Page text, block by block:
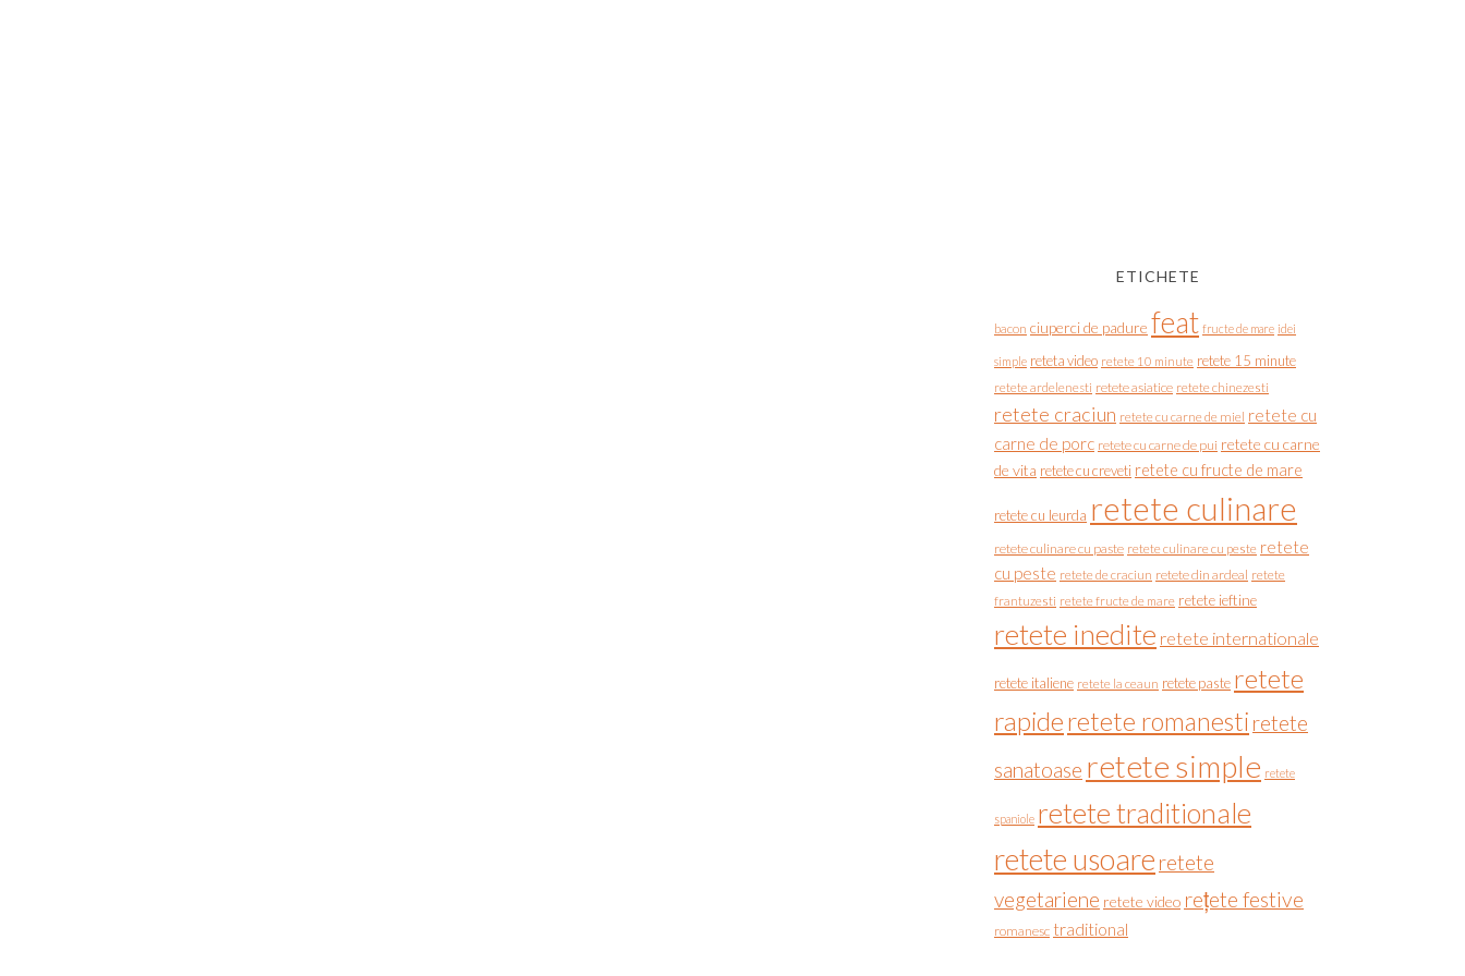
ETICHETE
bacon ciuperci de padure feat fructe de mare idei
simple reteta video retete 10 minute retete 15 minute
retete ardelenesti retete asiatice retete chinezesti
retete craciun retete cu carne de miel retete cu
carne de porc retete cu carne de pui retete cu carne
de vita retete cu creveti retete cu fructe de mare
retete cu leurda retete culinare
retete culinare cu paste retete culinare cu peste retete
cu peste retete de craciun retete din ardeal retete
frantuzesti retete fructe de mare retete ieftine
retete inedite retete internationale
retete italiene retete la ceaun retete paste retete
rapideretete romanesti retete
sanatoase retete simple retete
spaniole retete traditionale
retete usoare retete
vegetariene retete video rețete festive
romanesc traditional